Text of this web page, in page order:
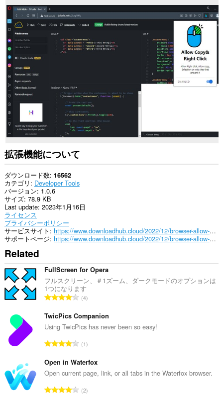
張
機
能
は、
す
べ
て
の
サ
イ
ト
の
デ
ー
タ
に
ア
ク
セ
ス
可
能
で
す。
こ
の
拡
張
機
能
は、
タ
ブ
お
よ
び
ブ
ジ
グ
ア
ィ
ビ
テ
拡張機能について
ダウンロード数 16562
カテゴリ
Developer Tools
バージョン 1.0.6
サイズ 78.9 KB
Last update 2023年1月16日
ライセンス
プライバシーポリシー
サービスサイト
https://www.downloadhub.cloud/2022/12/browser-allow-copy-right-click.html
サポートページ
https://www.downloadhub.cloud/2022/12/browser-allow-copy-right-click.html
Related
FullScreen for Opera
フルスクリーン、＃1ズーム、ダークモードのオプションは
1つになります
評
の
総
：
4
TwicPics Companion
Using TwicPics has never been so easy!
評
の
総
：
1
Open in Waterfox
Open current page, link, or all tabs in the Waterfox browser.
評
2